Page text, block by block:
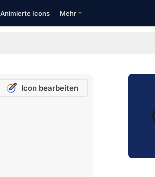
Animierte Icons Mehr
Icon bearbeiten